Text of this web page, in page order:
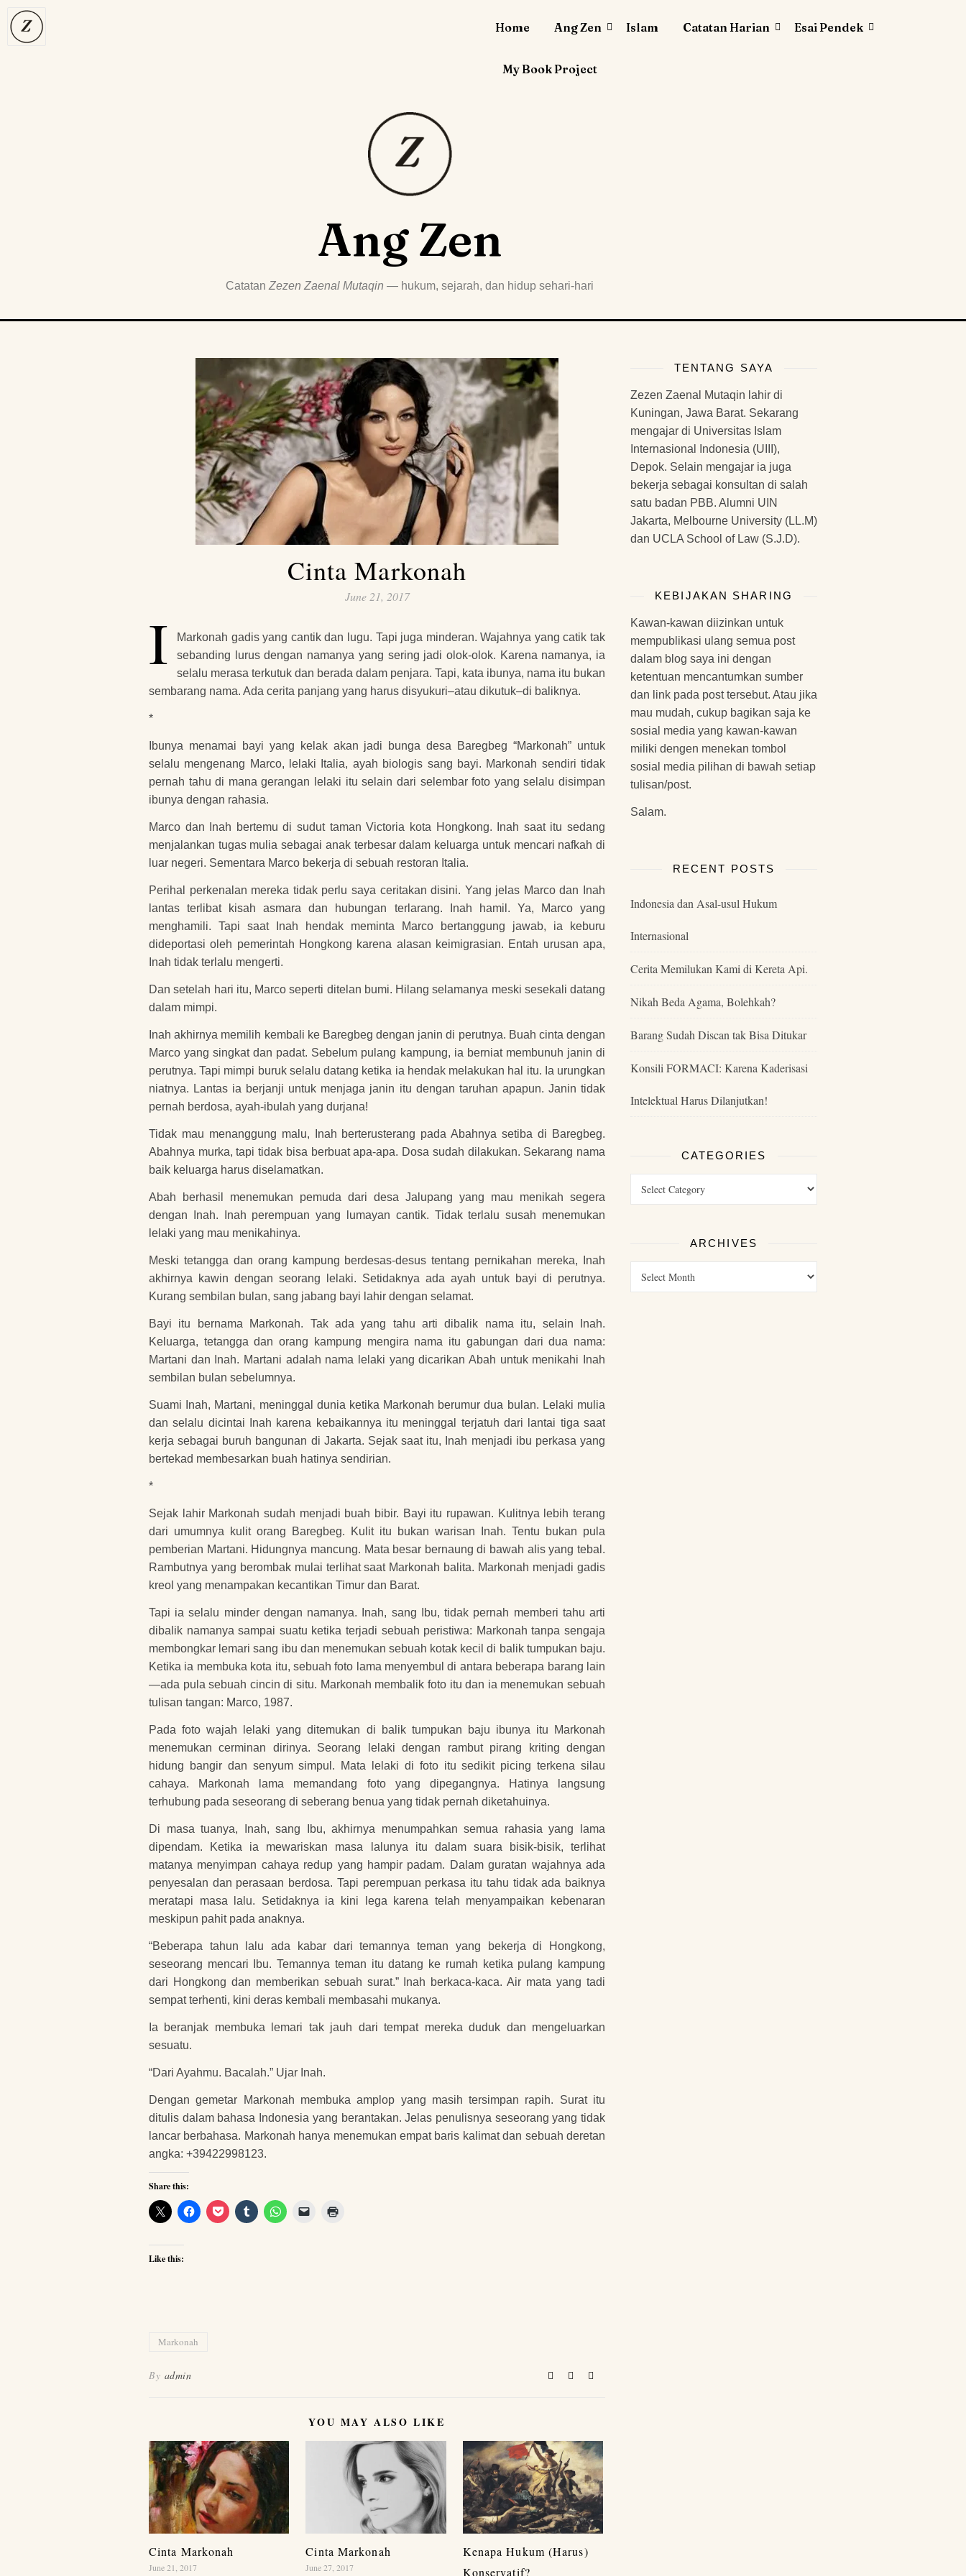
Home Ang Zen Islam Catatan Harian Esai Pendek
My Book Project
Ang Zen
Catatan Zezen Zaenal Mutaqin — hukum, sejarah, dan hidup sehari-hari
Cinta Markonah
June 21, 2017
I
Markonah gadis yang cantik dan lugu. Tapi juga minderan. Wajahnya yang catik tak
sebanding lurus dengan namanya yang sering jadi olok-olok. Karena namanya, ia
selalu merasa terkutuk dan berada dalam penjara. Tapi, kata ibunya, nama itu bukan
sembarang nama. Ada cerita panjang yang harus disyukuri–atau dikutuk–di baliknya.
*
Ibunya menamai bayi yang kelak akan jadi bunga desa Baregbeg “Markonah” untuk
selalu mengenang Marco, lelaki Italia, ayah biologis sang bayi. Markonah sendiri tidak
pernah tahu di mana gerangan lelaki itu selain dari selembar foto yang selalu disimpan
ibunya dengan rahasia.
Marco dan Inah bertemu di sudut taman Victoria kota Hongkong. Inah saat itu sedang
menjalankan tugas mulia sebagai anak terbesar dalam keluarga untuk mencari nafkah di
luar negeri. Sementara Marco bekerja di sebuah restoran Italia.
Perihal perkenalan mereka tidak perlu saya ceritakan disini. Yang jelas Marco dan Inah
lantas terlibat kisah asmara dan hubungan terlarang. Inah hamil. Ya, Marco yang
menghamili. Tapi saat Inah hendak meminta Marco bertanggung jawab, ia keburu
dideportasi oleh pemerintah Hongkong karena alasan keimigrasian. Entah urusan apa,
Inah tidak terlalu mengerti.
Dan setelah hari itu, Marco seperti ditelan bumi. Hilang selamanya meski sesekali datang
dalam mimpi.
Inah akhirnya memilih kembali ke Baregbeg dengan janin di perutnya. Buah cinta dengan
Marco yang singkat dan padat. Sebelum pulang kampung, ia berniat membunuh janin di
perutnya. Tapi mimpi buruk selalu datang ketika ia hendak melakukan hal itu. Ia urungkan
niatnya. Lantas ia berjanji untuk menjaga janin itu dengan taruhan apapun. Janin tidak
pernah berdosa, ayah-ibulah yang durjana!
Tidak mau menanggung malu, Inah berterusterang pada Abahnya setiba di Baregbeg.
Abahnya murka, tapi tidak bisa berbuat apa-apa. Dosa sudah dilakukan. Sekarang nama
baik keluarga harus diselamatkan.
Abah berhasil menemukan pemuda dari desa Jalupang yang mau menikah segera
dengan Inah. Inah perempuan yang lumayan cantik. Tidak terlalu susah menemukan
lelaki yang mau menikahinya.
Meski tetangga dan orang kampung berdesas-desus tentang pernikahan mereka, Inah
akhirnya kawin dengan seorang lelaki. Setidaknya ada ayah untuk bayi di perutnya.
Kurang sembilan bulan, sang jabang bayi lahir dengan selamat.
Bayi itu bernama Markonah. Tak ada yang tahu arti dibalik nama itu, selain Inah.
Keluarga, tetangga dan orang kampung mengira nama itu gabungan dari dua nama:
Martani dan Inah. Martani adalah nama lelaki yang dicarikan Abah untuk menikahi Inah
sembilan bulan sebelumnya.
Suami Inah, Martani, meninggal dunia ketika Markonah berumur dua bulan. Lelaki mulia
dan selalu dicintai Inah karena kebaikannya itu meninggal terjatuh dari lantai tiga saat
kerja sebagai buruh bangunan di Jakarta. Sejak saat itu, Inah menjadi ibu perkasa yang
bertekad membesarkan buah hatinya sendirian.
*
Sejak lahir Markonah sudah menjadi buah bibir. Bayi itu rupawan. Kulitnya lebih terang
dari umumnya kulit orang Baregbeg. Kulit itu bukan warisan Inah. Tentu bukan pula
pemberian Martani. Hidungnya mancung. Mata besar bernaung di bawah alis yang tebal.
Rambutnya yang berombak mulai terlihat saat Markonah balita. Markonah menjadi gadis
kreol yang menampakan kecantikan Timur dan Barat.
Tapi ia selalu minder dengan namanya. Inah, sang Ibu, tidak pernah memberi tahu arti
dibalik namanya sampai suatu ketika terjadi sebuah peristiwa: Markonah tanpa sengaja
membongkar lemari sang ibu dan menemukan sebuah kotak kecil di balik tumpukan baju.
Ketika ia membuka kota itu, sebuah foto lama menyembul di antara beberapa barang lain
—ada pula sebuah cincin di situ. Markonah membalik foto itu dan ia menemukan sebuah
tulisan tangan: Marco, 1987.
Pada foto wajah lelaki yang ditemukan di balik tumpukan baju ibunya itu Markonah
menemukan cerminan dirinya. Seorang lelaki dengan rambut pirang kriting dengan
hidung bangir dan senyum simpul. Mata lelaki di foto itu sedikit picing terkena silau
cahaya. Markonah lama memandang foto yang dipegangnya. Hatinya langsung
terhubung pada seseorang di seberang benua yang tidak pernah diketahuinya.
Di masa tuanya, Inah, sang Ibu, akhirnya menumpahkan semua rahasia yang lama
dipendam. Ketika ia mewariskan masa lalunya itu dalam suara bisik-bisik, terlihat
matanya menyimpan cahaya redup yang hampir padam. Dalam guratan wajahnya ada
penyesalan dan perasaan berdosa. Tapi perempuan perkasa itu tahu tidak ada baiknya
meratapi masa lalu. Setidaknya ia kini lega karena telah menyampaikan kebenaran
meskipun pahit pada anaknya.
“Beberapa tahun lalu ada kabar dari temannya teman yang bekerja di Hongkong,
seseorang mencari Ibu. Temannya teman itu datang ke rumah ketika pulang kampung
dari Hongkong dan memberikan sebuah surat.” Inah berkaca-kaca. Air mata yang tadi
sempat terhenti, kini deras kembali membasahi mukanya.
Ia beranjak membuka lemari tak jauh dari tempat mereka duduk dan mengeluarkan
sesuatu.
“Dari Ayahmu. Bacalah.” Ujar Inah.
Dengan gemetar Markonah membuka amplop yang masih tersimpan rapih. Surat itu
ditulis dalam bahasa Indonesia yang berantakan. Jelas penulisnya seseorang yang tidak
lancar berbahasa. Markonah hanya menemukan empat baris kalimat dan sebuah deretan
angka: +39422998123.
Share this:
Like this:
Markonah
By admin
YOU MAY ALSO LIKE
Cinta Markonah
June 21, 2017
Cinta Markonah
June 27, 2017
Kenapa Hukum (Harus)
Konservatif?
TENTANG SAYA
Zezen Zaenal Mutaqin lahir di
Kuningan, Jawa Barat. Sekarang
mengajar di Universitas Islam
Internasional Indonesia (UIII),
Depok. Selain mengajar ia juga
bekerja sebagai konsultan di salah
satu badan PBB. Alumni UIN
Jakarta, Melbourne University (LL.M)
dan UCLA School of Law (S.J.D).
KEBIJAKAN SHARING
Kawan-kawan diizinkan untuk
mempublikasi ulang semua post
dalam blog saya ini dengan
ketentuan mencantumkan sumber
dan link pada post tersebut. Atau jika
mau mudah, cukup bagikan saja ke
sosial media yang kawan-kawan
miliki dengen menekan tombol
sosial media pilihan di bawah setiap
tulisan/post.
Salam.
RECENT POSTS
Indonesia dan Asal-usul Hukum
Internasional
Cerita Memilukan Kami di Kereta Api.
Nikah Beda Agama, Bolehkah?
Barang Sudah Discan tak Bisa Ditukar
Konsili FORMACI: Karena Kaderisasi
Intelektual Harus Dilanjutkan!
CATEGORIES
ARCHIVES